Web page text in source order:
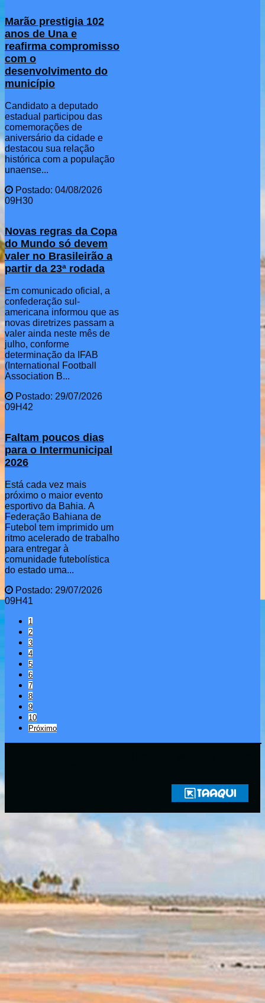
Marão prestigia 102
anos de Una e
reafirma compromisso
com o
desenvolvimento do
município
Candidato a deputado
estadual participou das
comemorações de
aniversário da cidade e
destacou sua relação
histórica com a população
unaense...
Postado: 04/08/2026
09H30
Novas regras da Copa
do Mundo só devem
valer no Brasileirão a
partir da 23ª rodada
Em comunicado oficial, a
confederação sul-
americana informou que as
novas diretrizes passam a
valer ainda neste mês de
julho, conforme
determinação da IFAB
(International Football
Association B...
Postado: 29/07/2026
09H42
Faltam poucos dias
para o Intermunicipal
2026
Está cada vez mais
próximo o maior evento
esportivo da Bahia. A
Federação Bahiana de
Futebol tem imprimido um
ritmo acelerado de trabalho
para entregar à
comunidade futebolística
do estado uma...
Postado: 29/07/2026
09H41
1
2
3
4
5
6
7
8
9
10
Próximo